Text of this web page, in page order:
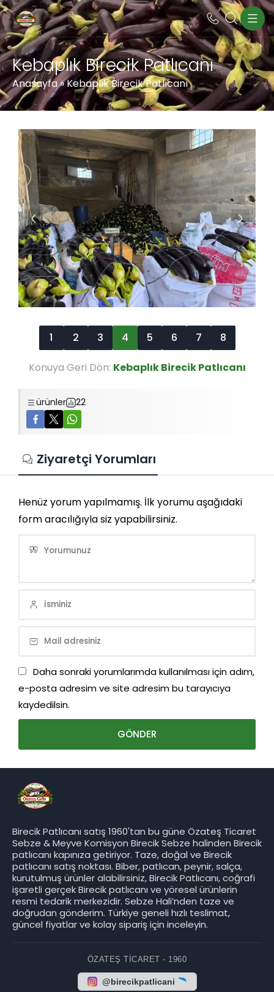
Kebaplık Birecik Patlıcanı
Anasayfa»Kebaplık Birecik Patlıcanı
1 2 3 4 5 6 7 8
Konuya Geri Dön: Kebaplık Birecik Patlıcanı
ürünler 22
Ziyaretçi Yorumları
Henüz yorum yapılmamış. İlk yorumu aşağıdaki
form aracılığıyla siz yapabilirsiniz.
Daha sonraki yorumlarımda kullanılması için adım,
e-posta adresim ve site adresim bu tarayıcıya
kaydedilsin.
Birecik Patlıcanı satış 1960'tan bu güne Özateş Ticaret
Sebze & Meyve Komisyon Birecik Sebze halinden Birecik
patlıcanı kapınıza getiriyor. Taze, doğal ve Birecik
patlıcanı satış noktası. Biber, patlıcan, peynir, salça,
kurutulmuş ürünler alabilirsiniz, Birecik Patlıcanı, coğrafi
işaretli gerçek Birecik patlıcanı ve yöresel ürünlerin
resmi tedarik merkezidir. Sebze Hali’nden taze ve
doğrudan gönderim. Türkiye geneli hızlı teslimat,
güncel fiyatlar ve kolay sipariş için inceleyin.
ÖZATEŞ TICARET - 1960
@birecikpatlicani